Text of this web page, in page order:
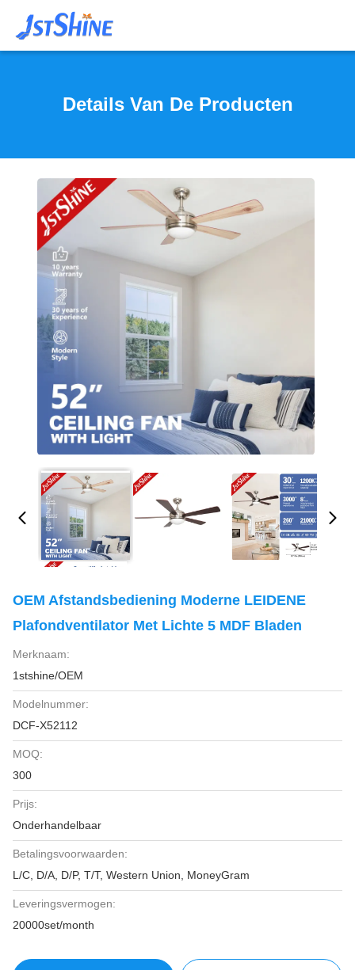
Details Van De Producten
OEM Afstandsbediening Moderne LEIDENE
Plafondventilator Met Lichte 5 MDF Bladen
Merknaam:
1stshine/OEM
Modelnummer:
DCF-X52112
MOQ:
300
Prijs:
Onderhandelbaar
Betalingsvoorwaarden:
L/C, D/A, D/P, T/T, Western Union, MoneyGram
Leveringsvermogen:
20000set/month